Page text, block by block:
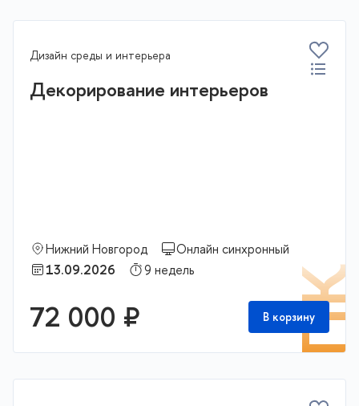
Дизайн среды и интерьера
Декорирование интерьеров
Нижний Новгород
Онлайн синхронный
13.09.2026
9 недель
72 000 ₽ В корзину